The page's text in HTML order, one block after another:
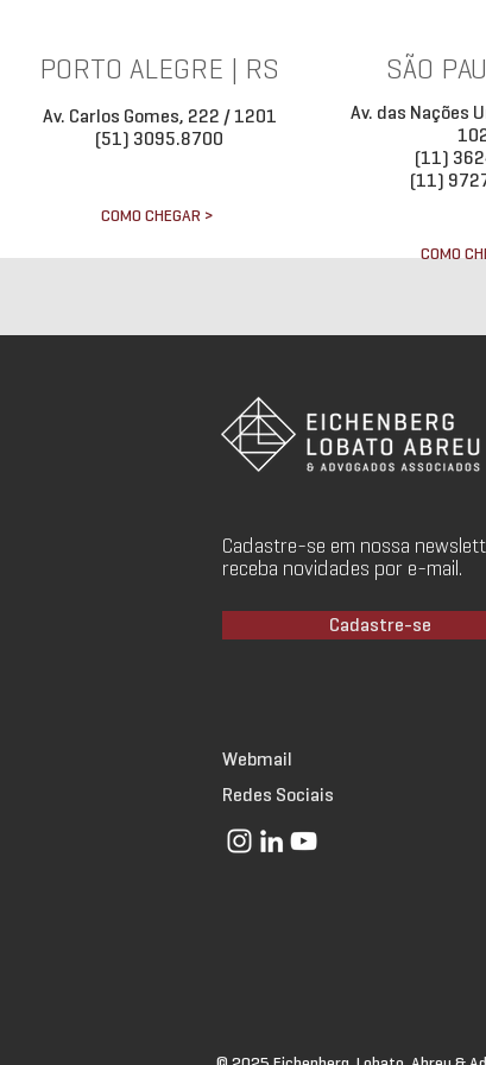
PORTO ALEGRE | RS
Av. Carlos Gomes, 222 / 1201
(51) 3095.8700
COMO CHEGAR >
SÃO
Av. das Nações
(11)
(11)
COMO
Cadastre-se em nossa
receba novidades por e-mail.
Cadastre-se
Webmail
Redes Sociais